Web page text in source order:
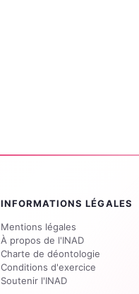
INFORMATIONS LÉGALES
Mentions légales
À propos de l'INAD
Charte de déontologie
Conditions d'exercice
Soutenir l'INAD